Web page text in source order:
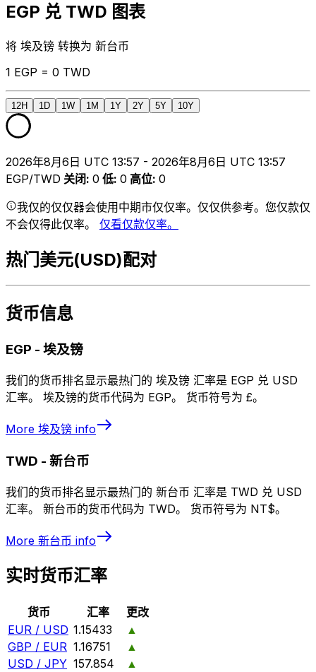
EGP 兑 TWD 图表
将 埃及镑 转换为 新台币
1 EGP = 0 TWD
12H 1D 1W 1M 1Y 2Y 5Y 10Y
2026年8月6日 UTC 13:57 - 2026年8月6日 UTC 13:57
EGP/TWD 关闭: 0 低: 0 高位: 0
我仅的仅仅器会使用中期市仅仅率。仅仅供参考。您仅款仅
不会仅得此仅率。 仅看仅款仅率。
热门美元(USD)配对
货币信息
EGP - 埃及镑
我们的货币排名显示最热门的 埃及镑 汇率是 EGP 兑 USD
汇率。 埃及镑的货币代码为 EGP。 货币符号为 £。
More 埃及镑 info
TWD - 新台币
我们的货币排名显示最热门的 新台币 汇率是 TWD 兑 USD
汇率。 新台币的货币代码为 TWD。 货币符号为 NT$。
More 新台币 info
实时货币汇率
货币 汇率
更改
EUR / USD 1.15433
▲
GBP / EUR 1.16751
▲
USD / JPY 157.854
▲